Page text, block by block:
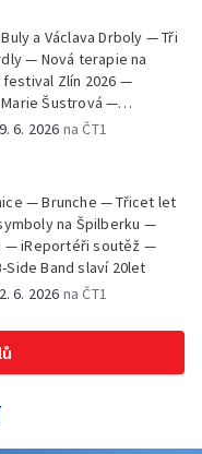
a Václava Drboly — Tři
— Nová terapie na
Zlín 2026 —
Šustrová —
Bez komentáře:
9. 6. 2026 na ČT1
— Brunche — Třicet let
na Špilberku —
— iReportéři soutěž —
Side Band slaví 20let
2. 6. 2026 na ČT1